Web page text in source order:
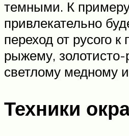
темными. К
привлекательно
переход от русого
рыжему,
светлому медному
Техники